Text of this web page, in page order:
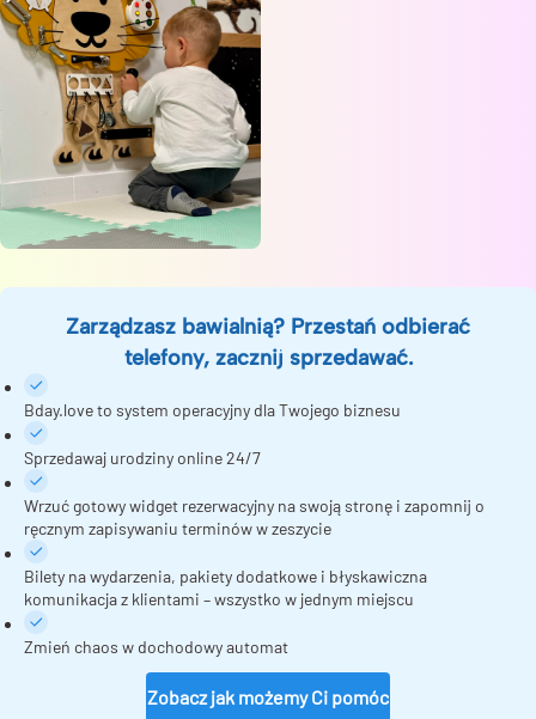
Zarządzasz bawialnią? Przestań odbierać
telefony, zacznij sprzedawać.
Bday.love to system operacyjny dla Twojego biznesu
Sprzedawaj urodziny online 24/7
Wrzuć gotowy widget rezerwacyjny na swoją stronę i zapomnij o
ręcznym zapisywaniu terminów w zeszycie
Bilety na wydarzenia, pakiety dodatkowe i błyskawiczna
komunikacja z klientami – wszystko w jednym miejscu
Zmień chaos w dochodowy automat
Zobacz jak możemy Ci pomóc